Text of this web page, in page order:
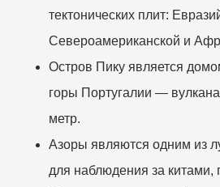
тектонических плит:
Североамериканской и
Остров Пику является
горы Португалии —
метр.
Азоры являются одним из
для наблюдения за китами,